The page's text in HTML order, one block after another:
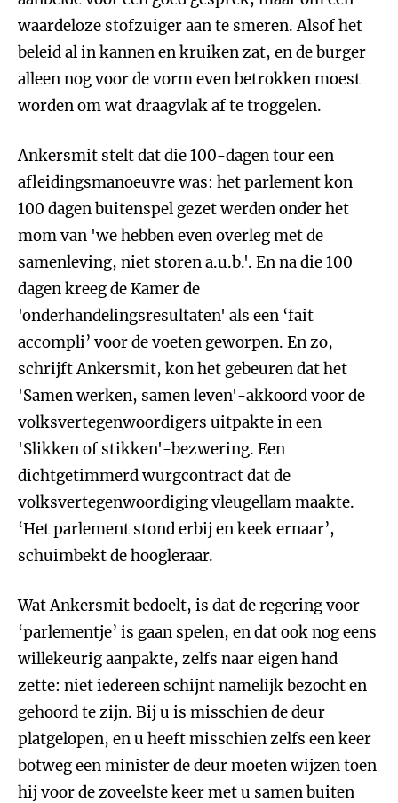
waardeloze stofzuiger aan te smeren. Alsof het
beleid al in kannen en kruiken zat, en de burger
alleen nog voor de vorm even betrokken moest
worden om wat draagvlak af te troggelen.
Ankersmit stelt dat die 100-dagen tour een
afleidingsmanoeuvre was: het parlement kon
100 dagen buitenspel gezet werden onder het
mom van 'we hebben even overleg met de
samenleving, niet storen a.u.b.'. En na die 100
dagen kreeg de Kamer de
'onderhandelingsresultaten' als een ‘fait
accompli’ voor de voeten geworpen. En zo,
schrijft Ankersmit, kon het gebeuren dat het
'Samen werken, samen leven'-akkoord voor de
volksvertegenwoordigers uitpakte in een
'Slikken of stikken'-bezwering. Een
dichtgetimmerd wurgcontract dat de
volksvertegenwoordiging vleugellam maakte.
‘Het parlement stond erbij en keek ernaar’,
schuimbekt de hoogleraar.
Wat Ankersmit bedoelt, is dat de regering voor
‘parlementje’ is gaan spelen, en dat ook nog eens
willekeurig aanpakte, zelfs naar eigen hand
zette: niet iedereen schijnt namelijk bezocht en
gehoord te zijn. Bij u is misschien de deur
platgelopen, en u heeft misschien zelfs een keer
botweg een minister de deur moeten wijzen toen
hij voor de zoveelste keer met u samen buiten